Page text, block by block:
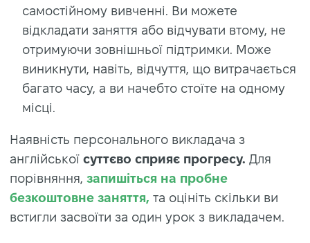
самостійному вивченні. Ви можете
відкладати заняття або відчувати втому, не
отримуючи зовнішньої підтримки. Може
виникнути, навіть, відчуття, що витрачається
багато часу, а ви начебто стоїте на одному
місці.
Наявність персонального викладача з
англійської суттєво сприяє прогресу. Для
порівняння, запишіться на пробне
безкоштовне заняття, та оцініть скільки ви
встигли засвоїти за один урок з викладачем.